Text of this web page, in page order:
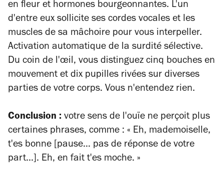
en fleur et hormones bourgeonnantes. L'un
d'entre eux sollicite ses cordes vocales et les
muscles de sa mâchoire pour vous interpeller.
Activation automatique de la surdité sélective.
Du coin de l'œil, vous distinguez cinq bouches en
mouvement et dix pupilles rivées sur diverses
parties de votre corps. Vous n'entendez rien.
Conclusion : votre sens de l'ouïe ne perçoit plus
certaines phrases, comme : « Eh, mademoiselle,
t'es bonne [pause... pas de réponse de votre
part...]. Eh, en fait t'es moche. »